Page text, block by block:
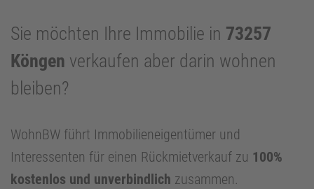
Sie möchten Ihre Immobilie in 73257
Köngen verkaufen aber darin wohnen
bleiben?
WohnBW führt Immobilieneigentümer und
Interessenten für einen Rückmietverkauf zu 100%
kostenlos und unverbindlich zusammen.